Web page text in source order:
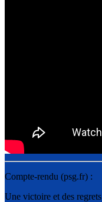
Compte-rendu (psg.fr) :
Une victoire et des regrets